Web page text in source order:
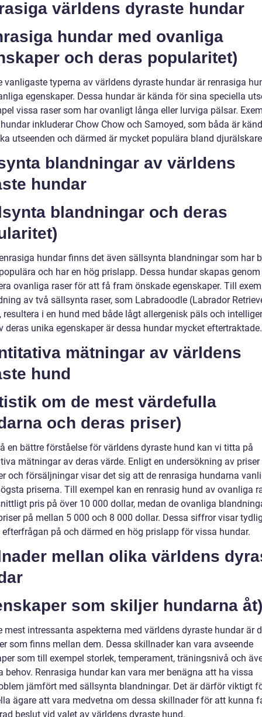
världens dyraste hundar
hundar med ovanliga
och deras popularitet)
vanligaste typerna av världens dyraste hundar är renrasiga
egenskaper. Dessa hundar är kända för sina speciella
vissa raser som har ovanligt långa eller lurviga pälsar.
inkluderar Chow Chow och Samoyed, som båda är
utseenden och därmed är mycket populära bland
blandningar av världens
hundar
blandningar och deras
hundar finns det även sällsynta blandningar som har
och har en hög prislapp. Dessa hundar skapas
ovanliga raser för att få fram önskade egenskaper. Till
av två sällsynta raser, som Labradoodle (Labrador
resultera i en hund med både lågt allergenisk päls och
deras unika egenskaper är dessa hundar mycket eftertraktade.
mätningar av världens
hund
om de mest värdefulla
och deras priser)
en bättre förståelse för världens dyraste hund kan vi titta på
mätningar av deras värde. Enligt en undersökning av priser
och försäljningar visar det sig att de renrasiga hundarna
priserna. Till exempel kan en renrasig hund av ovanliga
pris på över 10 000 dollar, medan de ovanliga
på mellan 5 000 och 8 000 dollar. Dessa siffror visar
på och därmed en hög prislapp för vissa hundar.
mellan olika världens
som skiljer hundarna åt)
mest intressanta aspekterna med världens dyraste hundar är
som finns mellan dem. Dessa skillnader kan vara avseende
som till exempel storlek, temperament, träningsnivå och
behov. Renrasiga hundar kan vara mer benägna att ha vissa
jämfört med sällsynta blandningar. Det är därför viktigt
ägare att vara medvetna om dessa skillnader för att kunna
beslut vid valet av världens dyraste hund.